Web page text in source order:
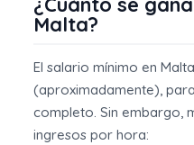
Malta?
El salario mínimo en
(aproximadamente),
completo. Sin embargo,
ingresos por hora: